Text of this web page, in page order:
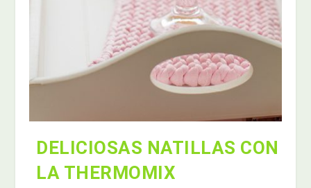
DELICIOSAS NATILLAS CON
LA THERMOMIX